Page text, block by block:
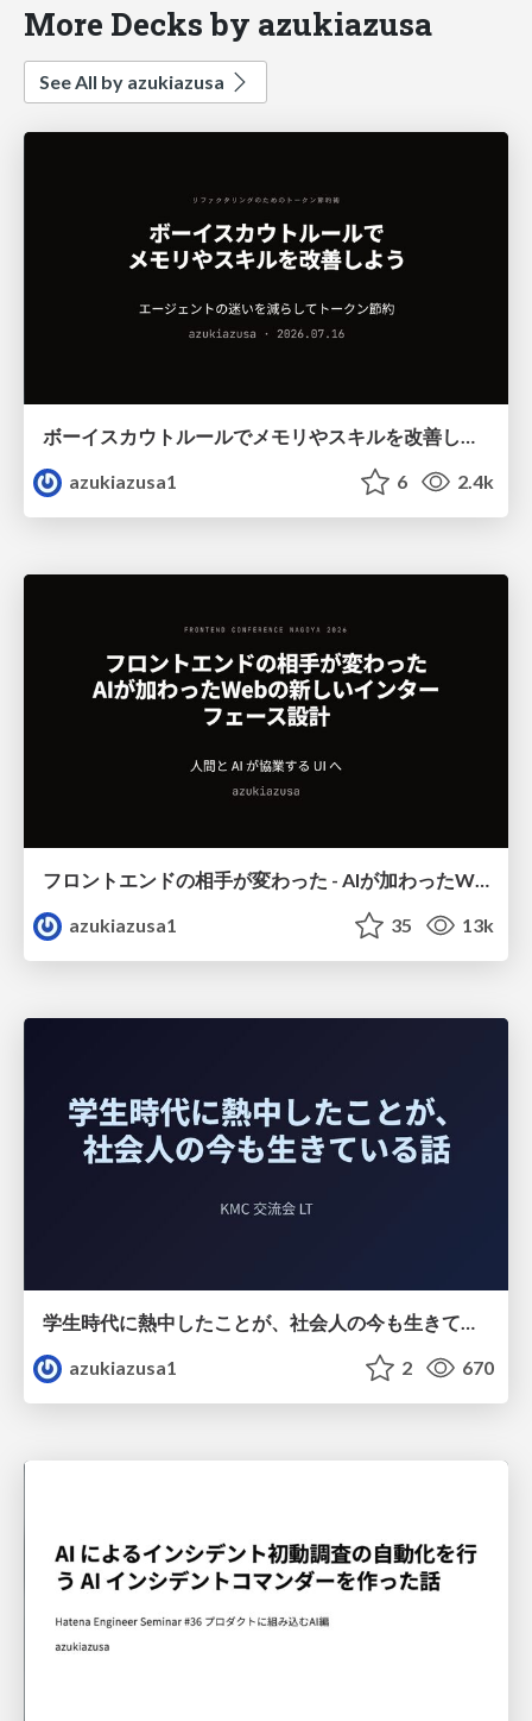
More Decks by azukiazusa
See All by azukiazusa
ボーイスカウトルールでメモリやスキルを改善しよう
azukiazusa1
6 2.4k
azukiazusa1
35 13k
学生時代に熱中したことが、社会人の今も生きている話
azukiazusa1
2 670